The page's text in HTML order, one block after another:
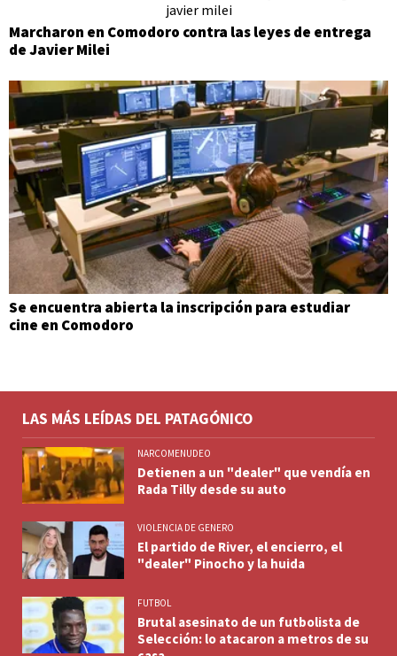
Marcharon en Comodoro contra las leyes de entrega
de Javier Milei
Se encuentra abierta la inscripción para estudiar
cine en Comodoro
LAS MÁS LEÍDAS DEL PATAGÓNICO
NARCOMENUDEO
Detienen a un "dealer" que vendía en
Rada Tilly desde su auto
VIOLENCIA DE GENERO
El partido de River, el encierro, el
"dealer" Pinocho y la huida
FUTBOL
Brutal asesinato de un futbolista de
Selección: lo atacaron a metros de su